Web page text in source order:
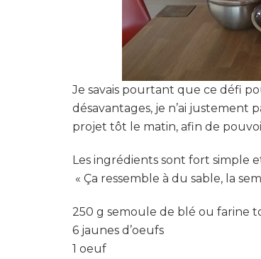
Je savais pourtant que ce défi
désavantages, je n’ai justement
projet tôt le matin, afin de
Les ingrédients sont fort simple
« Ça ressemble à du sable, la
250 g semoule de blé ou farine
6 jaunes d’oeufs
1 oeuf